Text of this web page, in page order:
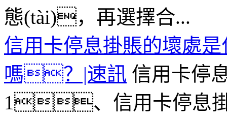
態(tài)，再選擇合...
信用卡停息掛賬的壞處
嗎？|速訊 信用卡停
1、信用卡停息掛